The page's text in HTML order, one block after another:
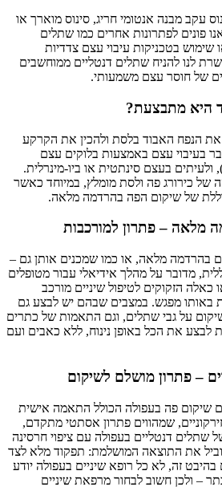
עקב מבנה אנטומי חריג, סינוס מוארך או
פונים לפתרונות אחרים כמו שתלים
שימוש בטכניקות עיבוי עצם צדדיות
לנו להניח שתלים דנטליים ממוחשבים
של חוסר עצם משמעותי.
היא מתבצעת?
הנפח האבוד בלסת ולהכין את הקרקע
בעיבוי עצם באמצעות בלוקים עצם
ולעיתים בעצם סינתטית או ביו-מינרלית.
של כירורג פה ולסת מומלץ, במיוחד כאשר
של שיקום הפה בהרדמה מלאה.
מלאה – פתרון למורכבות
בהרדמה מלאה, או כמו שמכנים אותן גם –
מדובר על מהלך אידיאלי עבור מטופלים
הזקוקים לטיפול שיניים מורכב
באותו מפגש. במצבים שבהם יש לבצע גם
על גבי שתלים, וגם התאמות של כתרים
את הכל באופן נינוח, ללא כאבים ועם
– פתרון מושלם לשיקום
שיקום פה בעפולה הכולל התאמה אישית
שמהווים פתרון אסתטי מתקדם,
שתלים דנטליים בעפולה עם ציפוי חרסינה
את התוצאה המושלמת: תפקוד מלא לצד
זה, לא כל רופא שיניים בעפולה יודע
– ולכן חשוב לבחור מרפאת שיניים